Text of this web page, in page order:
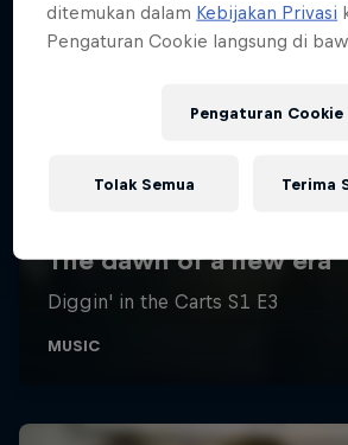
ditemukan dalam Kebijakan Privasi
Pengaturan Cookie langsung di
Pengaturan Cookie
Tolak Semua Terima